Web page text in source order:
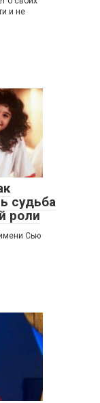
и не
судьба
роли
Сью